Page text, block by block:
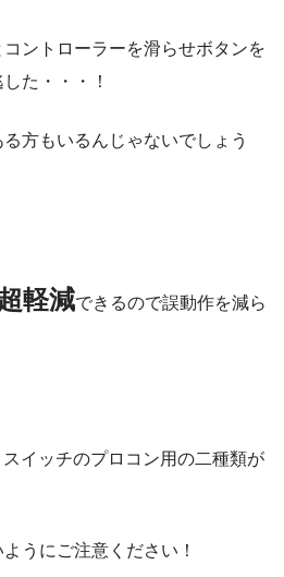
ントローラーを滑らせボタンを
た・・・！
方もいるんじゃないでしょう
軽減できるので誤動作を減ら
イッチのプロコン用の二種類が
うにご注意ください！